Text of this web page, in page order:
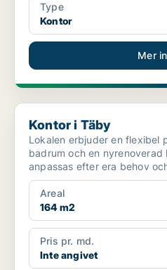
Type
Kontor
Mer
Kontor i Täby
Kontor i Täby
Lokalen erbjuder en flexibel
badrum och en nyrenoverad
anpassas efter era behov
goda möjlighe...
Areal
164 m2
Pris pr. md.
Inte angivet